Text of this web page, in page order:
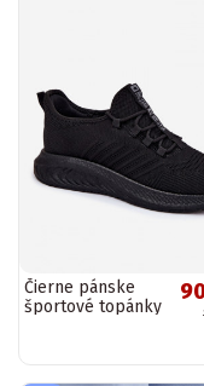
Čierne pánske
športové topánky